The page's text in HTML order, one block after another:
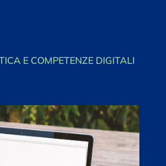
E COMPETENZE DIGITALI